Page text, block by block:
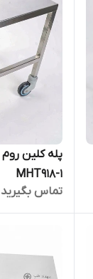
پله کلین
MHT918-1
تماس بگیرید